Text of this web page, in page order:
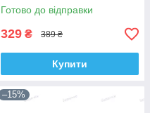
Готово до відправки
329 ₴ 389 ₴
Купити
–15%